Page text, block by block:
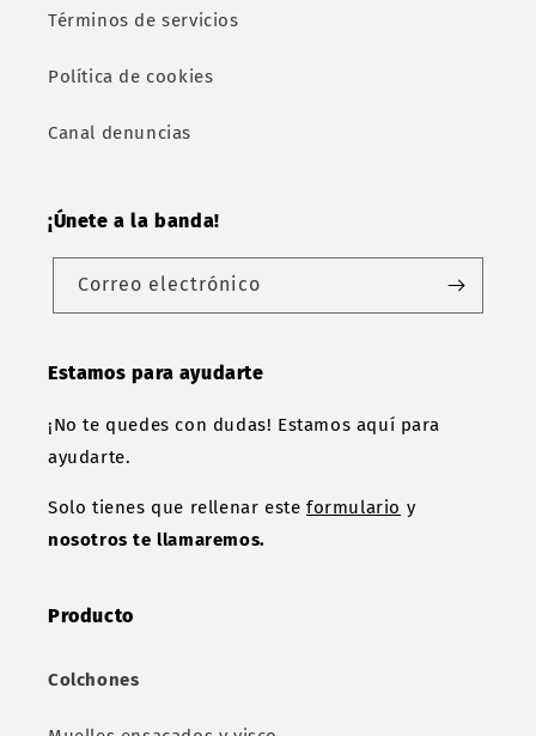
Términos de servicios
Política de cookies
Canal denuncias
¡Únete a la banda!
Correo electrónico
Estamos para ayudarte
¡No te quedes con dudas! Estamos aquí para
ayudarte.
Solo tienes que rellenar esteformulario y
nosotros te llamaremos.
Producto
Colchones